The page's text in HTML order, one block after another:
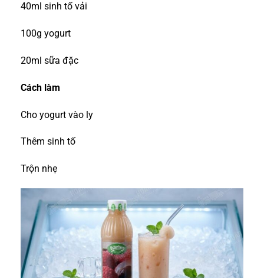
40ml sinh tố vải
100g yogurt
20ml sữa đặc
Cách làm
Cho yogurt vào ly
Thêm sinh tố
Trộn nhẹ